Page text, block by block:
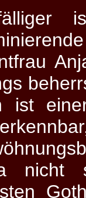
ist
nicht